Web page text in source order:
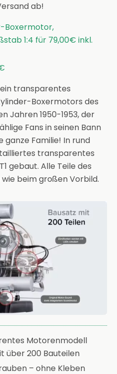
ab!
Boxermotor,
1:4 für 79,00€ inkl.
transparentes
Boxermotors des
Jahren 1950-1953, der
Fans in seinen Bann
ganze Familie! In rund
transparentes
gebaut. Alle Teile des
beim großen Vorbild.
Motorenmodell
über 200 Bauteilen
– ohne Kleben